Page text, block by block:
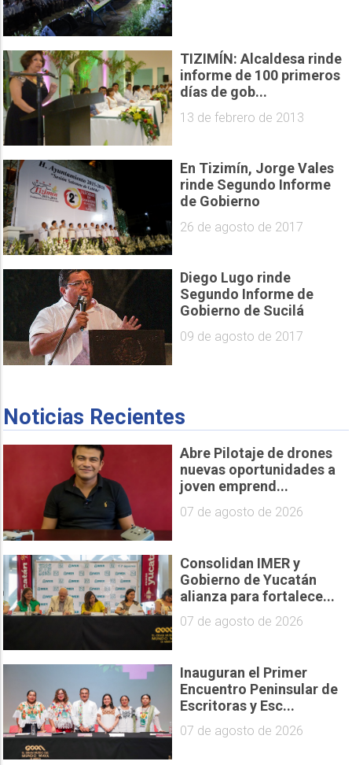
TIZIMÍN: Alcaldesa rinde
informe de 100 primeros
días de gob...
13 de febrero de 2013
En Tizimín, Jorge Vales
rinde Segundo Informe
de Gobierno
26 de agosto de 2017
Diego Lugo rinde
Segundo Informe de
Gobierno de Sucilá
09 de agosto de 2017
Noticias Recientes
Abre Pilotaje de drones
nuevas oportunidades a
joven emprend...
07 de agosto de 2026
Consolidan IMER y
Gobierno de Yucatán
alianza para fortalece...
07 de agosto de 2026
Inauguran el Primer
Encuentro Peninsular de
Escritoras y Esc...
07 de agosto de 2026